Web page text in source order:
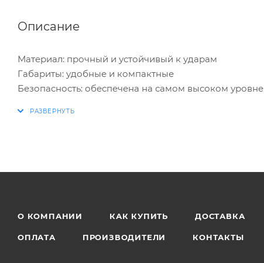
Описание
Материал: прочный и устойчивый к ударам
Габариты: удобные и компактные
Безопасность: обеспечена на самом высоком уровне
О КОМПАНИИ КАК КУПИТЬ ДОСТАВКА
ОПЛАТА ПРОИЗВОДИТЕЛИ КОНТАКТЫ